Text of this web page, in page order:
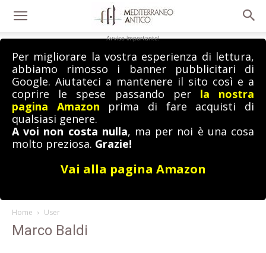
Avviso importante!
Per migliorare la vostra esperienza di lettura,
abbiamo rimosso i banner pubblicitari di
Google. Aiutateci a mantenere il sito così e a
coprire le spese passando per la nostra
pagina Amazon prima di fare acquisti di
qualsiasi genere.
A voi non costa nulla, ma per noi è una cosa
molto preziosa. Grazie!
Vai alla pagina Amazon
Home User
Marco Baldi